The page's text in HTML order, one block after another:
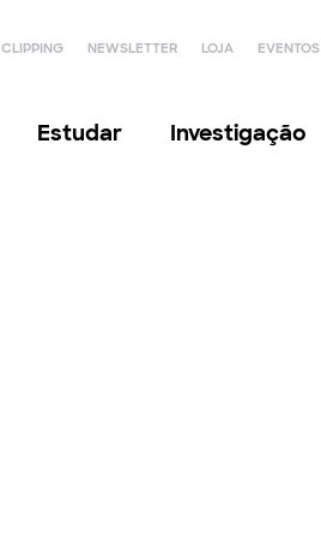
CLIPPING NEWSLETTER LOJA EVENTOS
Estudar Investigação